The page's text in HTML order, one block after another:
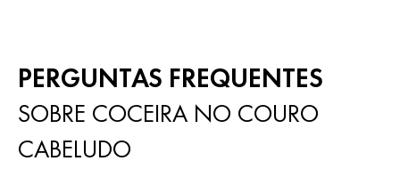
PERGUNTAS FREQUENTES
SOBRE COCEIRA NO COURO
CABELUDO